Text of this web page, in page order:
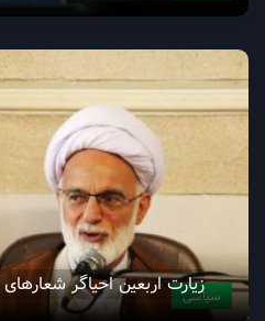
سیاسی
زیارت اربعین احیاگر